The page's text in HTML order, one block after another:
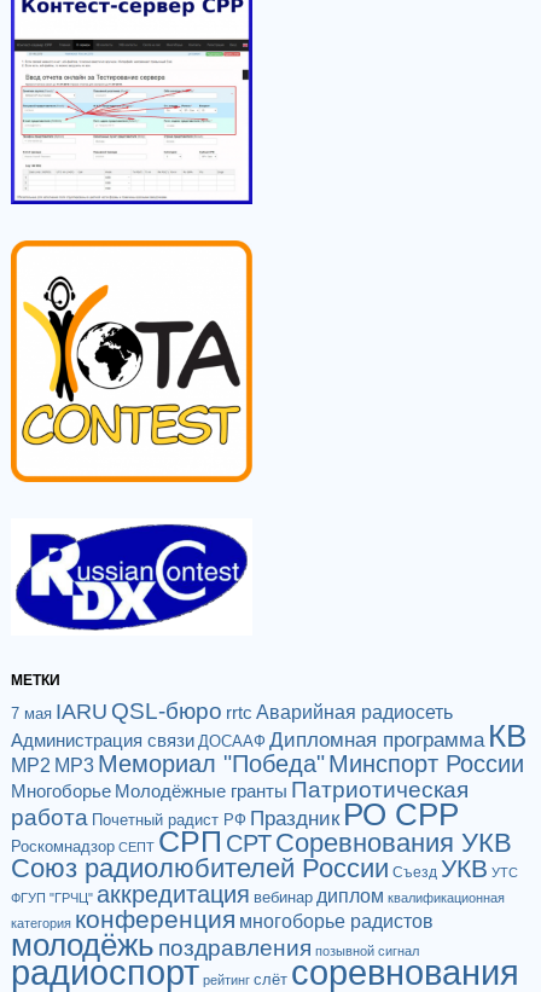
МЕТКИ
7 мая IARU QSL-бюро rrtc Аварийная радиосеть
Администрация связи ДОСААФ Дипломная программа КВ
МР2 МР3 Мемориал "Победа"Минспорт России
Многоборье Молодёжные гранты Патриотическая
работа Почетный радист РФ Праздник РО СРР
Роскомнадзор СЕПТ СРП СРТСоревнования УКВ
Союз радиолюбителей России Съезд УКВ УТС
ФГУП "ГРЧЦ" аккредитация вебинар диплом квалификационная
категория конференция многоборье радистов
молодёжь поздравления позывной сигнал
радиоспорт рейтинг слёт соревнования